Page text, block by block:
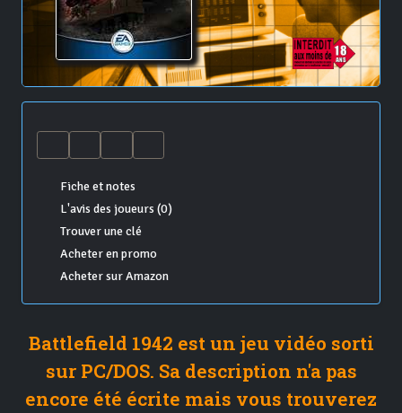
Fiche et notes
L'avis des joueurs (0)
Trouver une clé
Acheter en promo
Acheter sur Amazon
Battlefield 1942 est un jeu vidéo sorti
sur PC/DOS. Sa description n'a pas
encore été écrite mais vous trouverez